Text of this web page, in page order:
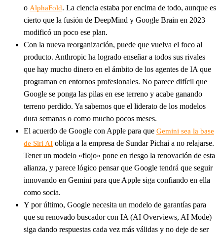
o AlphaFold. La ciencia estaba por encima de todo, aunque es
cierto que la fusión de DeepMind y Google Brain en 2023
modificó un poco ese plan.
Con la nueva reorganización, puede que vuelva el foco al
producto. Anthropic ha logrado enseñar a todos sus rivales
que hay mucho dinero en el ámbito de los agentes de IA que
programan en entornos profesionales. No parece difícil que
Google se ponga las pilas en ese terreno y acabe ganando
terreno perdido. Ya sabemos que el liderato de los modelos
dura semanas o como mucho pocos meses.
El acuerdo de Google con Apple para que Gemini sea la base
de Siri AI obliga a la empresa de Sundar Pichai a no relajarse.
Tener un modelo «flojo» pone en riesgo la renovación de esta
alianza, y parece lógico pensar que Google tendrá que seguir
innovando en Gemini para que Apple siga confiando en ella
como socia.
Y por último, Google necesita un modelo de garantías para
que su renovado buscador con IA (AI Overviews, AI Mode)
siga dando respuestas cada vez más válidas y no deje de ser